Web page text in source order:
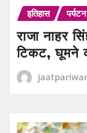
इतिहास पर्यटन
राजा नाहर
टिकट, घूमने
jaatpariwar